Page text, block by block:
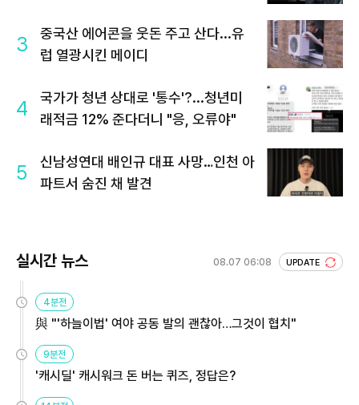
3
중국산 에어콘을 웃돈 주고 산다...유
럽 열광시킨 메이디
4
국가가 청년 상대로 '통수'?...청년미
래적금 12% 준다더니 "응, 오류야"
5
신남성연대 배인규 대표 사망…인천 아
파트서 숨진 채 발견
실시간 뉴스 08.07 06:08 UPDATE
4분전
與 "'하늘이법' 여야 공동 발의 괜찮아…그것이 협치"
9분전
'캐시딜' 캐시워크 돈 버는 퀴즈, 정답은?